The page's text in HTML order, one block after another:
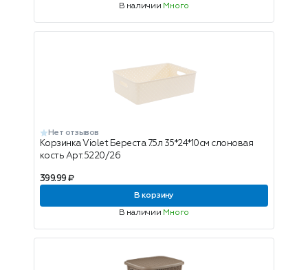
В наличии Много
Нет отзывов
Корзинка Violet Береста 7.5л 35*24*10см слоновая
кость Арт.5220/26
399.99 ₽
В корзину
В наличии Много